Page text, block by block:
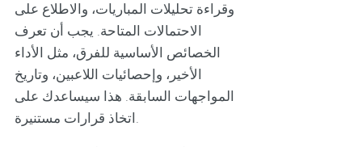
وقراءة تحليلات المباريات، والاطلاع على
الاحتمالات المتاحة. يجب أن تعرف
الخصائص الأساسية للفرق، مثل الأداء
الأخير، وإحصائيات اللاعبين، وتاريخ
المواجهات السابقة. هذا سيساعدك على
اتخاذ قرارات مستنيرة.